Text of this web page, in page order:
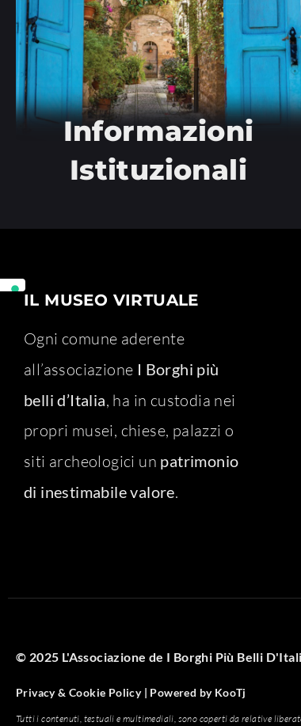
Informazioni
Istituzionali
IL MUSEO VIRTUALE
Ogni comune aderente
all’associazione I Borghi più
belli d’Italia, ha in custodia nei
propri musei, chiese, palazzi o
siti archeologici un patrimonio
di inestimabile valore.
© 2025 L'Associazione de I Borghi Più Belli
Privacy & Cookie Policy | Powered byKooTj
Tutti i contenuti, testuali e multimediali, sono coperti da relative